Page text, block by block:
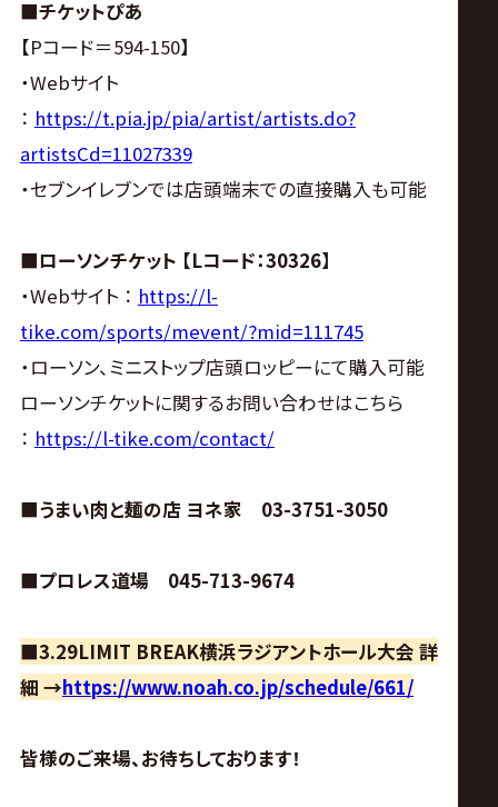
■チケットぴあ
【Pコード＝594-150】
・Webサイト
： https://t.pia.jp/pia/artist/artists.do?
artistsCd=11027339
・セブンイレブンでは店頭端末での直接購入も可能
■ローソンチケット 【Lコード：30326】
・Webサイト ： https://l-
tike.com/sports/mevent/?mid=111745
・ローソン、ミニストップ店頭ロッピーにて購入可能
ローソンチケットに関するお問い合わせはこちら
： https://l-tike.com/contact/
■うまい肉と麺の店 ヨネ家 03-3751-3050
■プロレス道場 045-713-9674
■3.29LIMIT BREAK横浜ラジアントホール大会 詳
細 →https://www.noah.co.jp/schedule/661/
皆様のご来場、お待ちしております！